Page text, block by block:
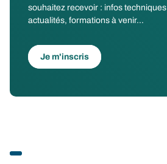
souhaitez recevoir : infos
actualités, formations à venir...
Je m'inscris